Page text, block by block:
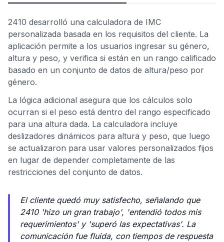
2410 desarrolló una calculadora de IMC
personalizada basada en los requisitos del cliente. La
aplicación permite a los usuarios ingresar su género,
altura y peso, y verifica si están en un rango calificado
basado en un conjunto de datos de altura/peso por
género.
La lógica adicional asegura que los cálculos solo
ocurran si el peso está dentro del rango especificado
para una altura dada. La calculadora incluye
deslizadores dinámicos para altura y peso, que luego
se actualizaron para usar valores personalizados fijos
en lugar de depender completamente de las
restricciones del conjunto de datos.
El cliente quedó muy satisfecho, señalando que
2410 'hizo un gran trabajo', 'entendió todos mis
requerimientos' y 'superó las expectativas'. La
comunicación fue fluida, con tiempos de respuesta